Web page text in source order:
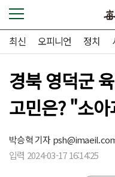
최신 오피니언 정치
경북 영덕군
고민은? "소
박승혁 기자
입력 2024-03-17 16:14:25